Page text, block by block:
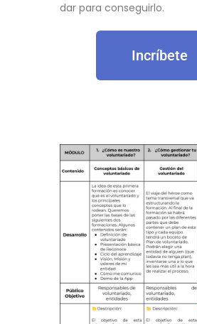
dar para conseguirlo.
Incríbete